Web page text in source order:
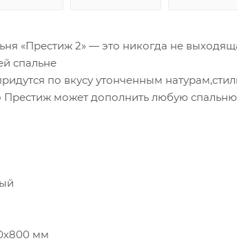
«Престиж 2» — это никогда не
спальне
по вкусу утонченным
Престиж может дополнить любую
мм